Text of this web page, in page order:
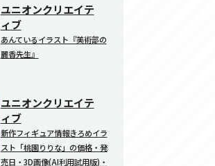
ユニオンクリエイテ
ィブ
あんているイラスト『美術部の
麗香先生』
ユニオンクリエイテ
ィブ
新作フィギュア情報きろめイラ
スト「桃園りりな」の価格・発
売日・3D画像(AI利用試用版)・